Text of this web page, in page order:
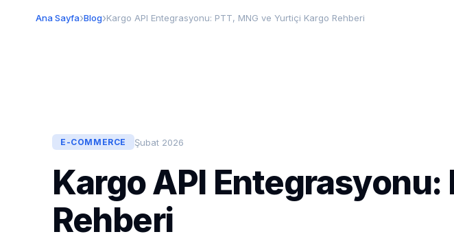
Ana Sayfa Blog Kargo API Entegrasyonu: PTT, MNG ve Yurtiçi Kargo Rehberi
E-COMMERCE Şubat 2026
Kargo API
Rehberi